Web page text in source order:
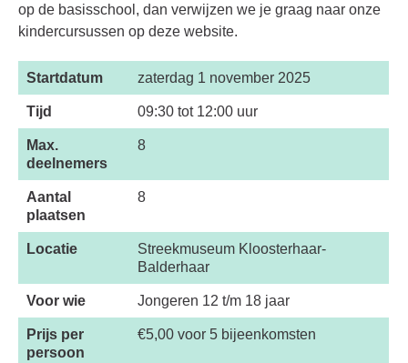
op de basisschool, dan verwijzen we je graag naar onze
kindercursussen op deze website.
Startdatum zaterdag 1 november 2025
Tijd 09:30 tot 12:00 uur
Max.
deelnemers
8
Aantal
plaatsen
8
Locatie
Streekmuseum Kloosterhaar-
Balderhaar
Voor wie Jongeren 12 t/m 18 jaar
Prijs per
persoon
€5,00 voor 5 bijeenkomsten